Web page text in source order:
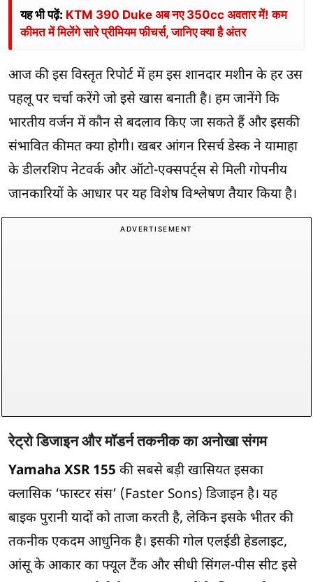
यह भी पढ़ें: KTM 390 Duke अब नए 350cc अवतार में! कम
कीमत में मिलेंगे सारे प्रीमियम फीचर्स, जानिए क्या है अंतर
आज की इस विस्तृत रिपोर्ट में हम इस शानदार मशीन के हर उस
पहलू पर चर्चा करेंगे जो इसे खास बनाती है। हम जानेंगे कि
भारतीय वर्जन में कौन से बदलाव किए जा सकते हैं और इसकी
संभावित कीमत क्या होगी। खबर आंगन रिसर्च डेस्क ने यामाहा
के डीलरशिप नेटवर्क और ऑटो-एक्सपर्ट्स से मिली गोपनीय
जानकारियों के आधार पर यह विशेष विश्लेषण तैयार किया है।
ADVERTISEMENT
रेट्रो डिजाइन और मॉडर्न तकनीक का अनोखा संगम
Yamaha XSR 155 की सबसे बड़ी खासियत इसका
क्लासिक ‘फास्टर संस’ (Faster Sons) डिजाइन है। यह
बाइक पुरानी यादों को ताजा करती है, लेकिन इसके भीतर की
तकनीक एकदम आधुनिक है। इसकी गोल एलईडी हेडलाइट,
आंसू के आकार का फ्यूल टैंक और सीधी सिंगल-पीस सीट इसे